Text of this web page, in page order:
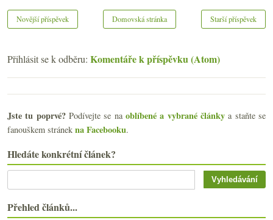
Novější příspěvek Starší příspěvek
Domovská stránka
Přihlásit se k odběru: Komentáře k příspěvku (Atom)
Jste tu poprvé?Podívejte se naoblíbené a vybrané články a staňte se
fanouškem stránek na Facebooku.
Hledáte konkrétní článek?
Přehled článků...